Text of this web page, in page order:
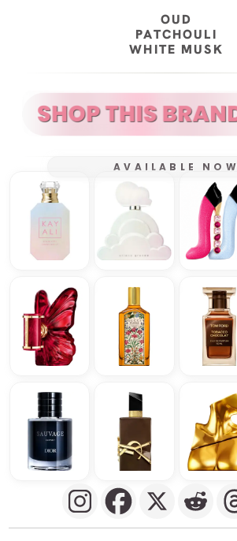
OUD
PATCHOULI
WHITE MUSK
AVAILABLE NOW